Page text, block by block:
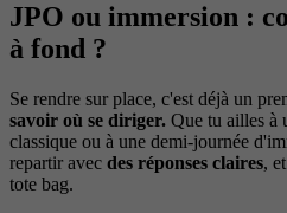
JPO ou immersion :
à fond ?
Se rendre sur place, c'est déjà un
savoir où se diriger. Que tu ailles à
classique ou à une demi-journée
repartir avec des réponses claires,
tote bag.